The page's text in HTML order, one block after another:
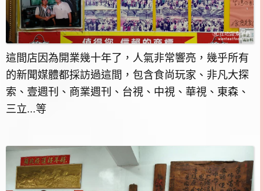
這間店因為開業幾十年了，人氣非常響亮，幾乎所有
的新聞媒體都採訪過這間，包含食尚玩家、非凡大探
索、壹週刊、商業週刊、台視、中視、華視、東森、
三立...等